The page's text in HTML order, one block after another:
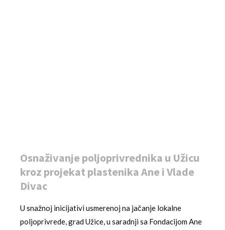
Osnaživanje poljoprivrednika u Užicu
kroz projekat plastenika Ane i Vlade
Divac
U snažnoj inicijativi usmerenoj na jačanje lokalne
poljoprivrede, grad Užice, u saradnji sa Fondacijom Ane